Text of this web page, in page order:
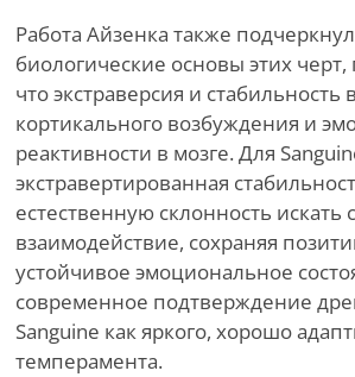
Работа Айзенка также
биологические основы этих черт,
что экстраверсия и
кортикального возбуждения и
реактивности в мозге. Для
экстравертированная
естественную склонность искать
взаимодействие, сохраняя
устойчивое эмоциональное
современное подтверждение
Sanguine как яркого, хорошо
темперамента.